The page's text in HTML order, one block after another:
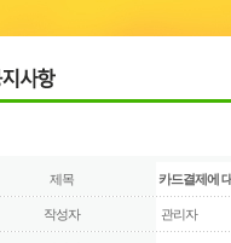
제목 카드결제에
작성자 관리자